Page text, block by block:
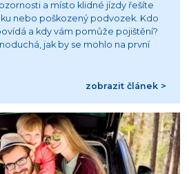
a místo klidné jízdy řešíte
nebo poškozený podvozek. Kdo
a kdy vám pomůže pojištění?
jak by se mohlo na první
zobrazit článek >